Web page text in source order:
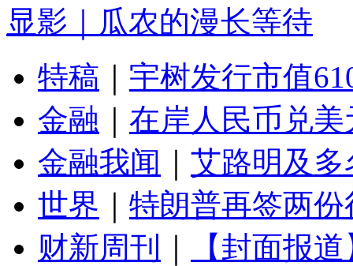
显影｜瓜农的漫长等待
特稿
宇树发行市值
金融
在岸人民币兑
金融我闻
艾路明及
世界
特朗普再签两
财新周刊
【封面报